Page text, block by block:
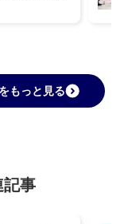
もっと見る
記事